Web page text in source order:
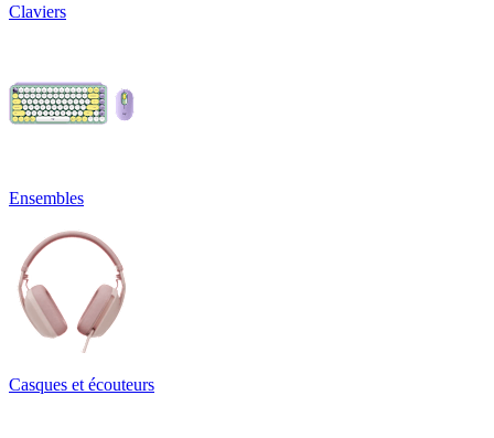
Claviers
Ensembles
Casques et écouteurs